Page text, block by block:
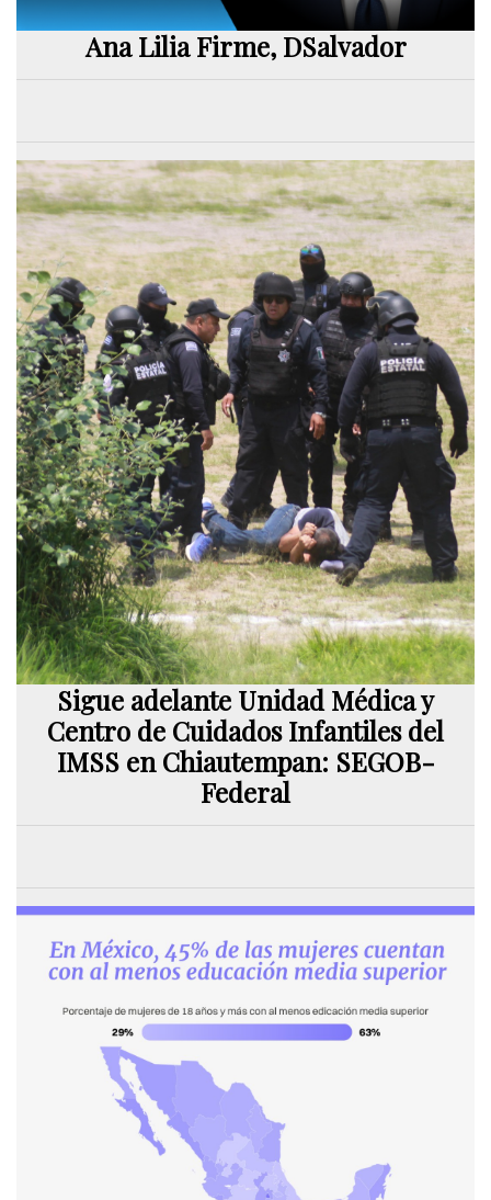
Ana Lilia Firme, DSalvador
Sigue adelante Unidad Médica y
Centro de Cuidados Infantiles del
IMSS en Chiautempan: SEGOB-
Federal